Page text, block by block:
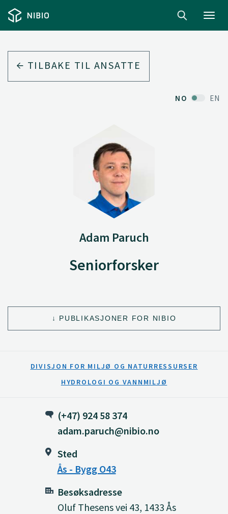
TILBAKE TIL ANSATTE
NO EN
Adam Paruch
Seniorforsker
PUBLIKASJONER FOR NIBIO
DIVISJON FOR MILJØ OG NATURRESSURSER
HYDROLOGI OG VANNMILJØ
(+47) 924 58 374
adam.paruch@nibio.no
Sted
Ås - Bygg O43
Besøksadresse
Oluf Thesens vei 43, 1433 Ås